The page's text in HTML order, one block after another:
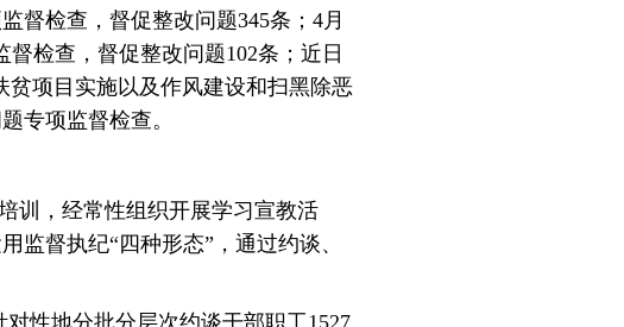
督检查，督促整改问题345条；4月
检查，督促整改问题102条；近日
贫项目实施以及作风建设和扫黑除恶
专项监督检查。
训，经常性组织开展学习宣教活
监督执纪“四种形态”，通过约谈、
性地分批分层次约谈干部职工1527